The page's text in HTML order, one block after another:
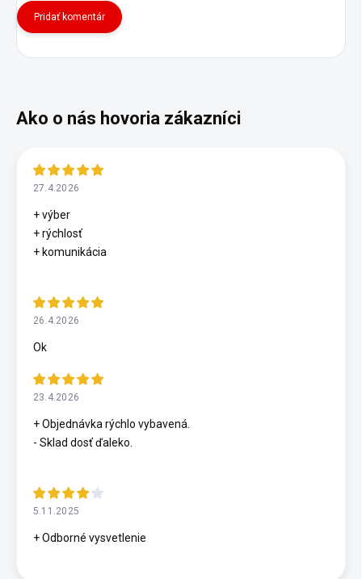
Pridať komentár
27.4.2026
+ výber
+ rýchlosť
+ komunikácia
26.4.2026
Ok
23.4.2026
+ Objednávka rýchlo vybavená.
- Sklad dosť ďaleko.
5.11.2025
+ Odborné vysvetlenie